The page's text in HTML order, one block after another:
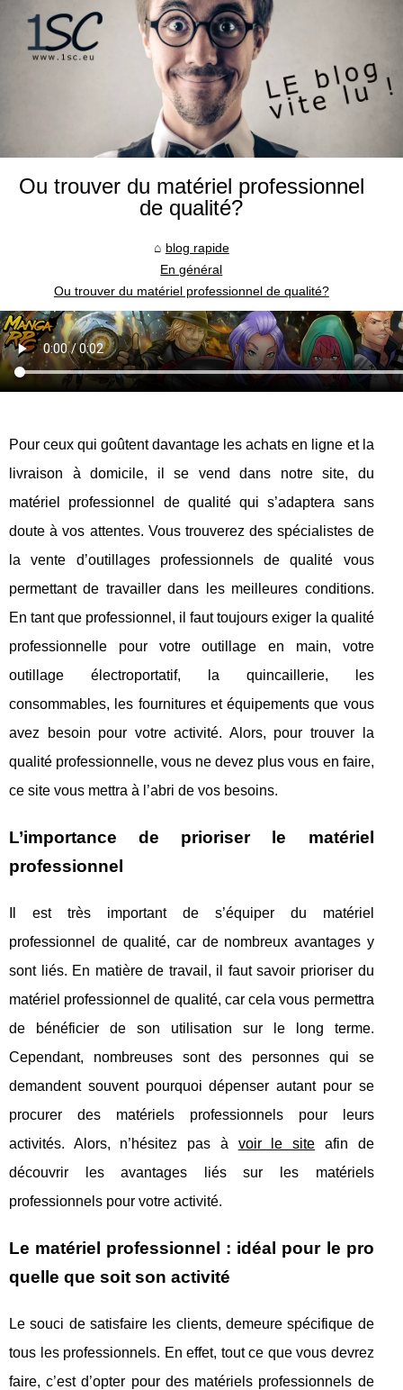
Ou trouver du matériel professionnel
de qualité?
blog rapide
En général
Ou trouver du matériel professionnel de qualité?
Pour ceux qui goûtent davantage les achats en ligne et la
livraison à domicile, il se vend dans notre site, du
matériel professionnel de qualité qui s’adaptera sans
doute à vos attentes. Vous trouverez des spécialistes de
la vente d’outillages professionnels de qualité vous
permettant de travailler dans les meilleures conditions.
En tant que professionnel, il faut toujours exiger la qualité
professionnelle pour votre outillage en main, votre
outillage électroportatif, la quincaillerie, les
consommables, les fournitures et équipements que vous
avez besoin pour votre activité. Alors, pour trouver la
qualité professionnelle, vous ne devez plus vous en faire,
ce site vous mettra à l’abri de vos besoins.
L’importance de prioriser le matériel
professionnel
Il est très important de s’équiper du matériel
professionnel de qualité, car de nombreux avantages y
sont liés. En matière de travail, il faut savoir prioriser du
matériel professionnel de qualité, car cela vous permettra
de bénéficier de son utilisation sur le long terme.
Cependant, nombreuses sont des personnes qui se
demandent souvent pourquoi dépenser autant pour se
procurer des matériels professionnels pour leurs
activités. Alors, n’hésitez pas à voir le site afin de
découvrir les avantages liés sur les matériels
professionnels pour votre activité.
Le matériel professionnel : idéal pour le pro
quelle que soit son activité
Le souci de satisfaire les clients, demeure spécifique de
tous les professionnels. En effet, tout ce que vous devrez
faire, c’est d’opter pour des matériels professionnels de